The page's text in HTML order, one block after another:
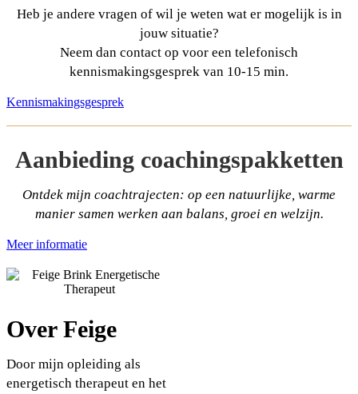
Heb je andere vragen of wil je weten wat er mogelijk is in
jouw situatie?
Neem dan contact op voor een telefonisch
kennismakingsgesprek van 10-15 min.
Kennismakingsgesprek
Aanbieding coachingspakketten
Ontdek mijn coachtrajecten: op een natuurlijke, warme
manier samen werken aan balans, groei en welzijn.
Meer informatie
Over Feige
Door mijn opleiding als
energetisch therapeut en het